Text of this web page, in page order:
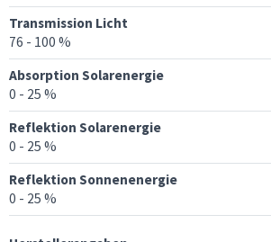
Transmission Licht
76 - 100 %
Absorption Solarenergie
0 - 25 %
Reflektion Solarenergie
0 - 25 %
Reflektion Sonnenenergie
0 - 25 %